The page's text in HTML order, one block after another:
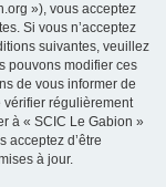
»), vous acceptez
Si vous n’acceptez
suivantes, veuillez
pouvons modifier ces
de vous informer de
régulièrement
à « SCIC Le Gabion »
acceptez d’être
à jour.